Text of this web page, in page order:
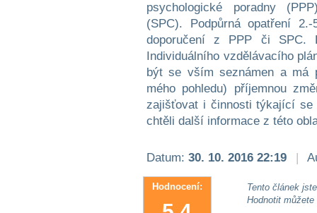
psychologické poradny
(SPC). Podpůrná opatření
doporučení z PPP či SPC.
Individuálního vzdělávacího
být se vším seznámen a
mého pohledu) příjemnou
zajišťovat i činnosti týkající se
chtěli další informace z této
Datum: 30. 10. 2016 22:19 |
Hodnocení:
Tento článek
Hodnotit